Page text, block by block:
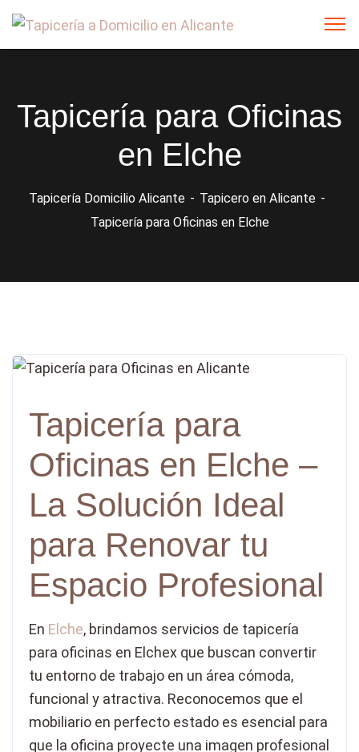
Tapicería para Oficinas
en Elche
Tapicería Domicilio Alicante
Tapicero en Alicante
Tapicería para Oficinas en Elche
Tapicería para
Oficinas en Elche –
La Solución Ideal
para Renovar tu
Espacio Profesional
En Elche, brindamos servicios de tapicería
para oficinas en Elchex que buscan convertir
tu entorno de trabajo en un área cómoda,
funcional y atractiva. Reconocemos que el
mobiliario en perfecto estado es esencial para
que la oficina proyecte una imagen profesional